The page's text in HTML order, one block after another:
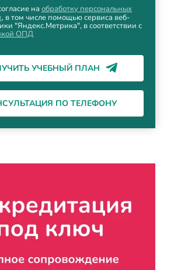
на обработку персональных
, в том числе помощью сервиса веб-
"Яндекс.Метрика", в соответствии с
ОПД
УЧЕБНЫЙ ПЛАН
ПО ТЕЛЕФОНУ